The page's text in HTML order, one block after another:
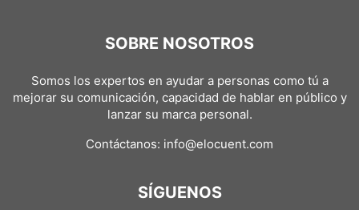
SOBRE NOSOTROS
Somos los expertos en ayudar a personas como tú a
mejorar su comunicación, capacidad de hablar en público y
lanzar su marca personal.
Contáctanos: info@elocuent.com
SÍGUENOS